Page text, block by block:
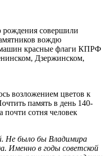
рождения совершили
вождю
машин красные флаги КПРФ
Дзержинском,
возложением цветов к
память в день 140-
почти сотня человек
Не было бы Владимира
Именно в годы советской